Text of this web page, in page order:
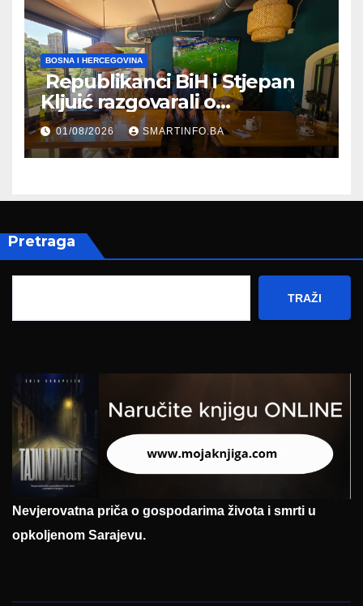
BOSNA I HERCEGOVINA
Republikanci BiH i Stjepan
Kljuić razgovarali o
evropskom putu Bosne i
Hercegovine
01/08/2026 SMARTINFO.BA
Pretraga
TRAŽI
Nevjerovatna priča o gospodarima života i smrti u
opkoljenom Sarajevu.